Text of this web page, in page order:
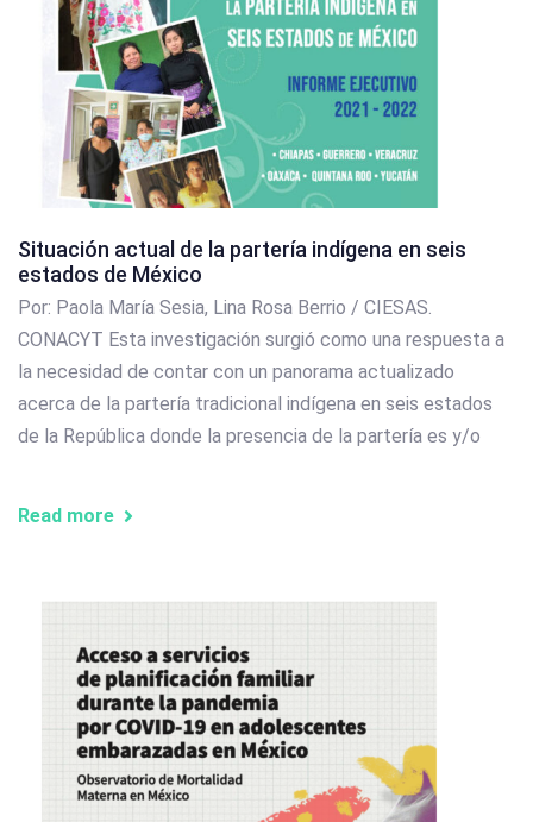
Situación actual de la partería indígena en seis
estados de México
Por: Paola María Sesia, Lina Rosa Berrio / CIESAS.
CONACYT Esta investigación surgió como una respuesta a
la necesidad de contar con un panorama actualizado
acerca de la partería tradicional indígena en seis estados
de la República donde la presencia de la partería es y/o
Read more